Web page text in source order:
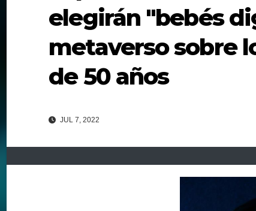
elegirán "bebés
metaverso sobre
de 50 años
JUL 7, 2022